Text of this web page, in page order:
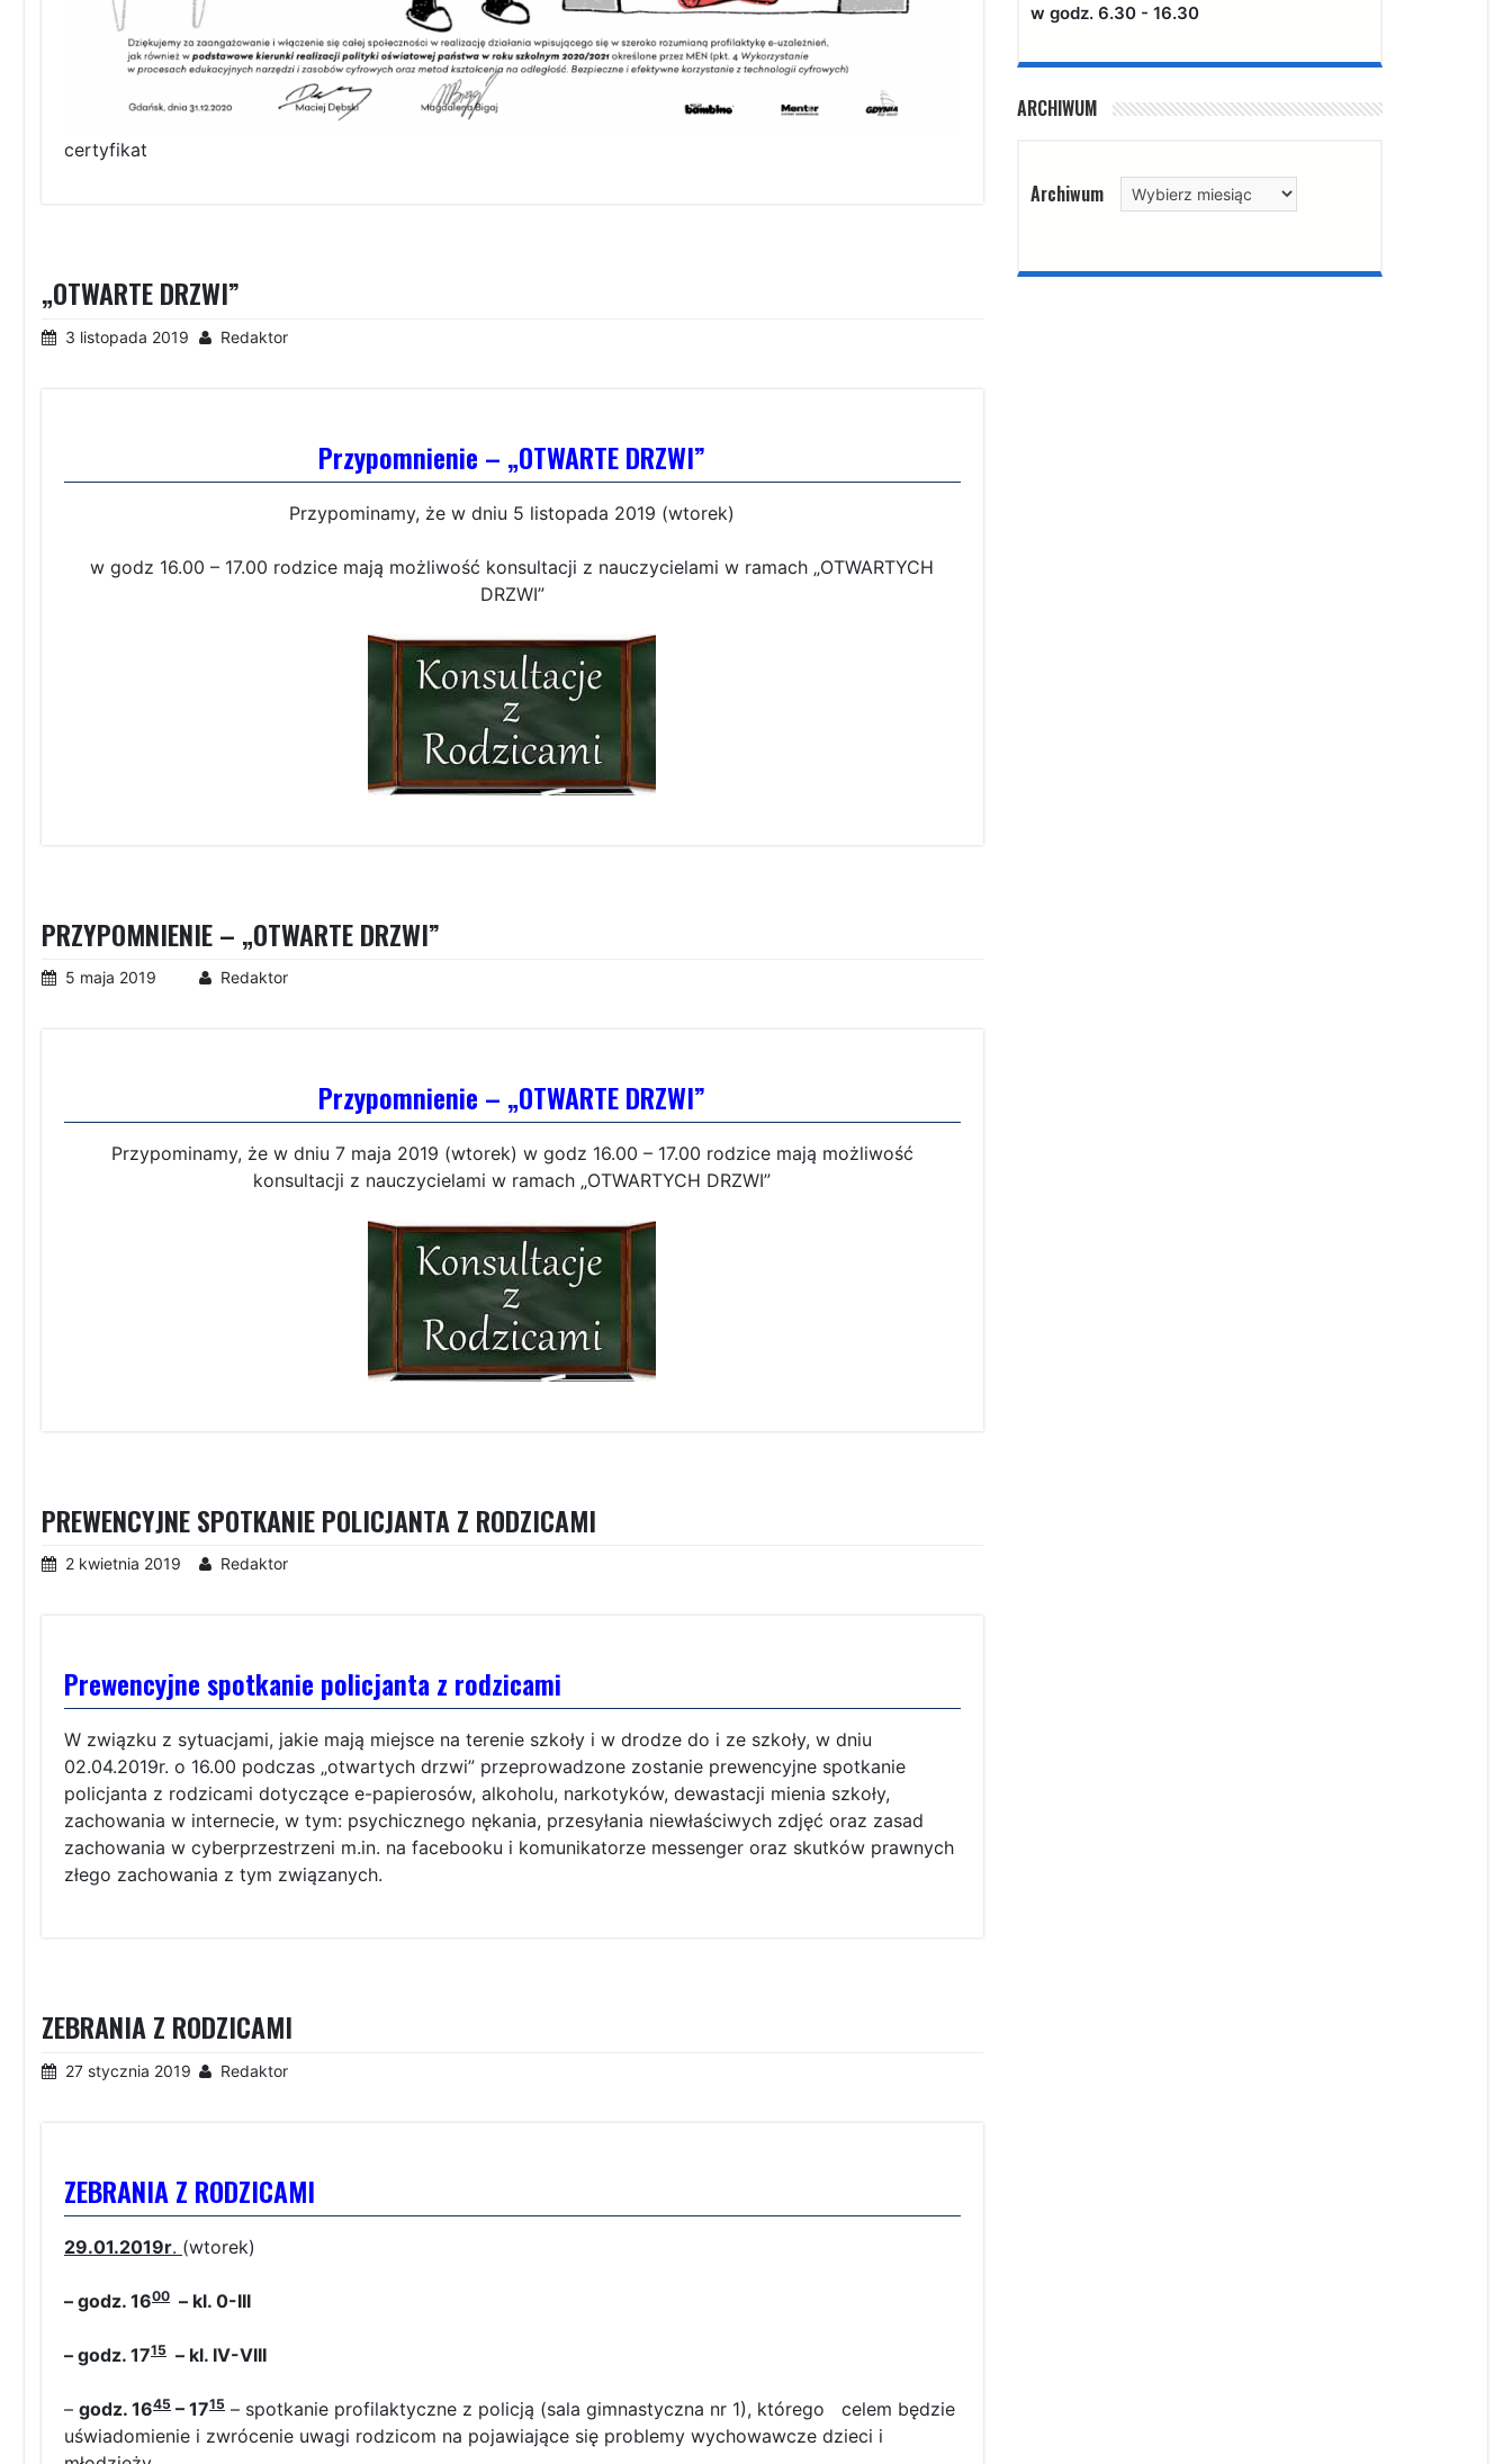
certyfikat
„OTWARTE DRZWI”
3 listopada 2019 Redaktor
Przypomnienie – „OTWARTE DRZWI”
Przypominamy, że w dniu 5 listopada 2019 (wtorek)
w godz 16.00 – 17.00 rodzice mają możliwość konsultacji z nauczycielami w ramach „OTWARTYCH
DRZWI”
PRZYPOMNIENIE – „OTWARTE DRZWI”
5 maja 2019 Redaktor
Przypomnienie – „OTWARTE DRZWI”
Przypominamy, że w dniu 7 maja 2019 (wtorek) w godz 16.00 – 17.00 rodzice mają możliwość
konsultacji z nauczycielami w ramach „OTWARTYCH DRZWI”
PREWENCYJNE SPOTKANIE POLICJANTA Z RODZICAMI
2 kwietnia 2019 Redaktor
Prewencyjne spotkanie policjanta z rodzicami
W związku z sytuacjami, jakie mają miejsce na terenie szkoły i w drodze do i ze szkoły, w dniu
02.04.2019r. o 16.00 podczas „otwartych drzwi” przeprowadzone zostanie prewencyjne spotkanie
policjanta z rodzicami dotyczące e-papierosów, alkoholu, narkotyków, dewastacji mienia szkoły,
zachowania w internecie, w tym: psychicznego nękania, przesyłania niewłaściwych zdjęć oraz zasad
zachowania w cyberprzestrzeni m.in. na facebooku i komunikatorze messenger oraz skutków prawnych
złego zachowania z tym związanych.
ZEBRANIA Z RODZICAMI
27 stycznia 2019 Redaktor
ZEBRANIA Z RODZICAMI
29.01.2019r. (wtorek)
– godz. 1600 – kl. 0-III
– godz. 1715 – kl. IV-VIII
– godz. 1645 – 1715 – spotkanie profilaktyczne z policją (sala gimnastyczna nr 1), którego celem będzie
uświadomienie i zwrócenie uwagi rodzicom na pojawiające się problemy wychowawcze dzieci i
w godz. 6.30 - 16.30
ARCHIWUM
Archiwum